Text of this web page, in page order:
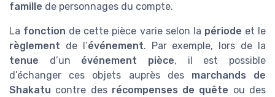
famille de personnages du compte.
La fonction de cette pièce varie selon la période et le
règlement de l’événement. Par exemple, lors de la
tenue d’un événement pièce, il est possible
d’échanger ces objets auprès des marchands de
Shakatu contre des récompenses de quête ou des